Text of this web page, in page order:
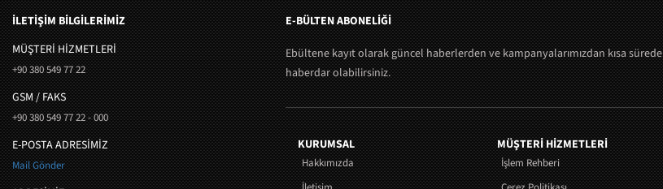
İLETİŞİM BİLGİLERİMİZ
MÜŞTERI HIZMETLERI
+90 380 549 77 22
GSM / FAKS
+90 380 549 77 22 - 000
E-POSTA ADRESİMİZ
Mail Gönder
E-BÜLTEN ABONELİĞİ
Ebültene kayıt olarak güncel haberlerden ve kampanyalarımızdan kısa sürede
haberdar olabilirsiniz.
KURUMSAL
Hakkımızda
MÜŞTERI HIZMETLERI
İşlem Rehberi